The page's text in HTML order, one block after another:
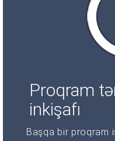
Proqram
inkişafı
Başqa bir proqram